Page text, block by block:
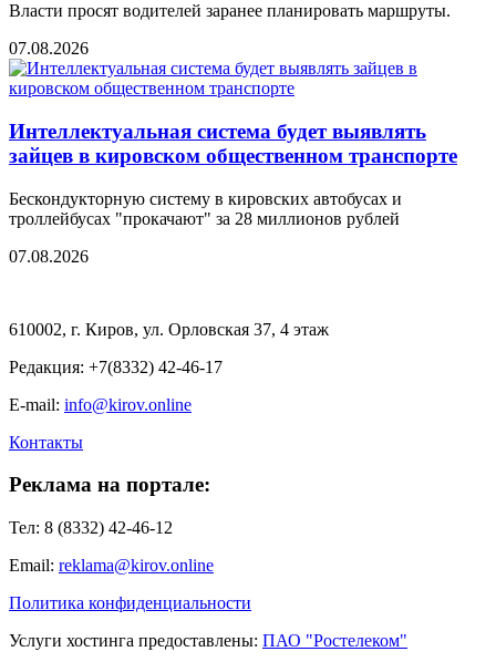
Власти просят водителей заранее планировать маршруты.
07.08.2026
Интеллектуальная система будет выявлять
зайцев в кировском общественном транспорте
Бескондукторную систему в кировских автобусах и
троллейбусах "прокачают" за 28 миллионов рублей
07.08.2026
610002, г. Киров, ул. Орловская 37, 4 этаж
Редакция: +7(8332) 42-46-17
E-mail: info@kirov.online
Контакты
Реклама на портале:
Тел: 8 (8332) 42-46-12
Email: reklama@kirov.online
Политика конфиденциальности
Услуги хостинга предоставлены: ПАО "Ростелеком"